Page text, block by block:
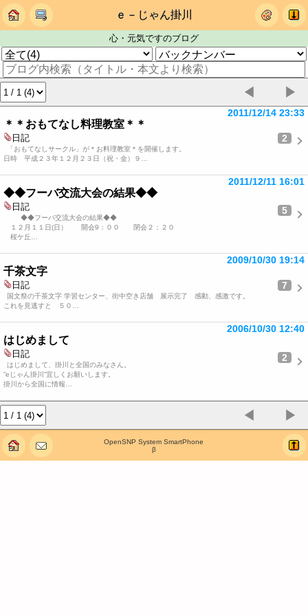
ｅ－じゃん掛川
心・元気ですのブログ
◀ ▶
＊＊おもてなし料理教室＊＊
2011/12/14 23:33
日記 2
「おもてなしサークル」が＊お料理教室＊を開催します。
日時 平成２３年１２月２３日（祝・金）９…
◆◆フーバ交流大会の結果◆◆
2011/12/11 16:01
日記 5
◆◆フーバ交流大会の結果◆◆
１２月１１日(日） 開会9：００ 閉会２：２０
桜ケ丘…
千茶文字
2009/10/30 19:14
日記 7
国文祭の千茶文字 学習センター、街中空き店舗 展示完了 感動、感激です。
これを見逃すと ５０…
はじめまして
2006/10/30 12:40
日記 2
はじめまして、掛川と全国のみなさん。
”eじゃん掛川”宜しくお願いします。
掛川から全国に情報…
◀ ▶
OpenSNP System SmartPhone
β